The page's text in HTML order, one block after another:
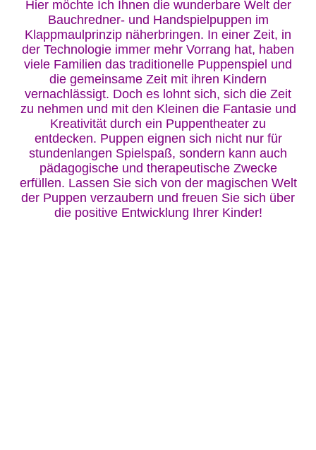
Hier möchte Ich Ihnen die wunderbare Welt der
Bauchredner- und Handspielpuppen im
Klappmaulprinzip näherbringen. In einer Zeit, in
der Technologie immer mehr Vorrang hat, haben
viele Familien das traditionelle Puppenspiel und
die gemeinsame Zeit mit ihren Kindern
vernachlässigt. Doch es lohnt sich, sich die Zeit
zu nehmen und mit den Kleinen die Fantasie und
Kreativität durch ein Puppentheater zu
entdecken. Puppen eignen sich nicht nur für
stundenlangen Spielspaß, sondern kann auch
pädagogische und therapeutische Zwecke
erfüllen. Lassen Sie sich von der magischen Welt
der Puppen verzaubern und freuen Sie sich über
die positive Entwicklung Ihrer Kinder!